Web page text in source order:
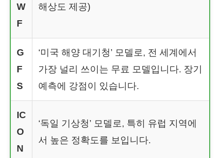
W
F
해상도 제공)
G
F
S
‘미국 해양 대기청’ 모델로, 전 세계에서
가장 널리 쓰이는 무료 모델입니다. 장기
예측에 강점이 있습니다.
IC
O
N
‘독일 기상청’ 모델로, 특히 유럽 지역에
서 높은 정확도를 보입니다.